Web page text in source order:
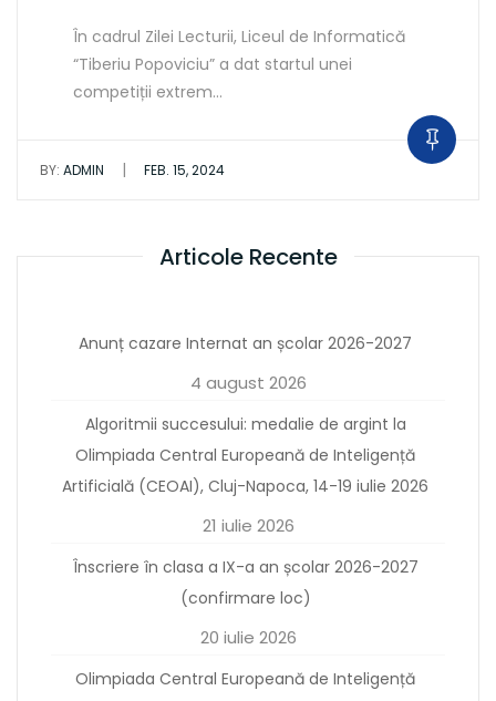
În cadrul Zilei Lecturii, Liceul de Informatică
“Tiberiu Popoviciu” a dat startul unei
competiții extrem…
BY: ADMIN | FEB. 15, 2024
Articole Recente
Anunț cazare Internat an școlar 2026-2027
4 august 2026
Algoritmii succesului: medalie de argint la
Olimpiada Central Europeană de Inteligență
Artificială (CEOAI), Cluj-Napoca, 14-19 iulie 2026
21 iulie 2026
Înscriere în clasa a IX-a an școlar 2026-2027
(confirmare loc)
20 iulie 2026
Olimpiada Central Europeană de Inteligență